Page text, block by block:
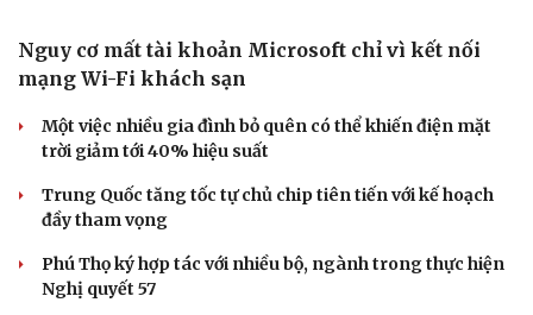
ca từ chốn ngục tù Côn Đảo
Hoa hậu Thế giới Miss World 2026 sẽ khai mạc tại Quảng
Ninh ngày 11/8
Ngoại giao văn hóa mở rộng không gian hợp tác Việt
Nam - Tanzania
Huế: Nhà Moong người Pa Cô được công nhận di tích
lịch sử
DU LỊCH